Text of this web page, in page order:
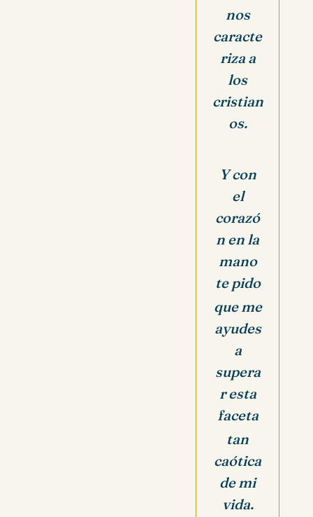
nos
caracte
riza a
los
cristian
os.
Y con
el
corazó
n en la
mano
te pido
que me
ayudes
a
supera
r esta
faceta
tan
caótica
de mi
vida.